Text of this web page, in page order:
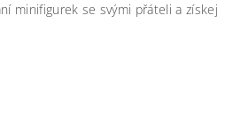
minifigurek se svými přáteli a získej